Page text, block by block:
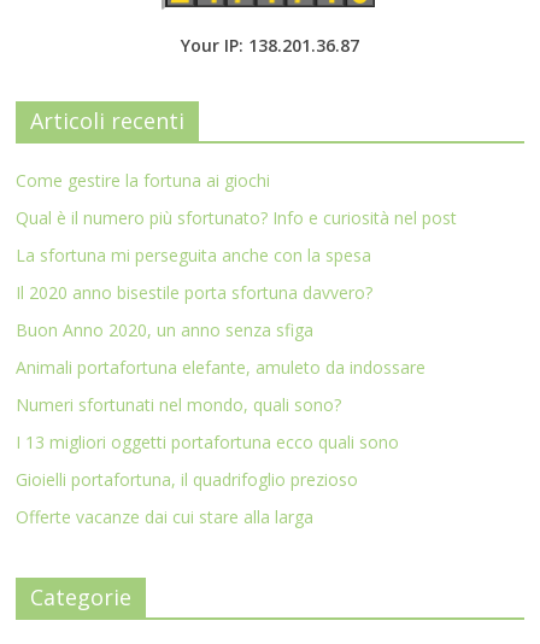
Your IP: 138.201.36.87
Articoli recenti
Come gestire la fortuna ai giochi
Qual è il numero più sfortunato? Info e curiosità nel post
La sfortuna mi perseguita anche con la spesa
Il 2020 anno bisestile porta sfortuna davvero?
Buon Anno 2020, un anno senza sfiga
Animali portafortuna elefante, amuleto da indossare
Numeri sfortunati nel mondo, quali sono?
I 13 migliori oggetti portafortuna ecco quali sono
Gioielli portafortuna, il quadrifoglio prezioso
Offerte vacanze dai cui stare alla larga
Categorie